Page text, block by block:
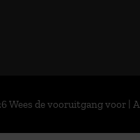
Wees de vooruitgang voor |